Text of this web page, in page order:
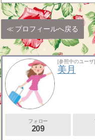
プロフィールへ戻る
[参照中のユーザ]
美月
フォロー
209